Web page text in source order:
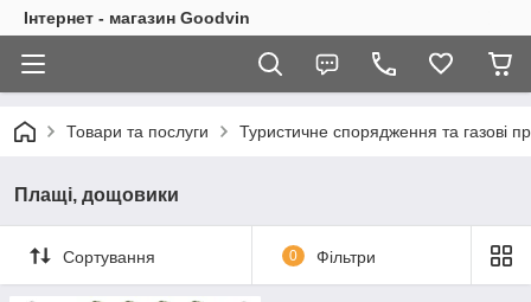
Інтернет - магазин Goodvin
Товари та послуги Туристичне спорядження та газові
Плащі, дощовики
Сортування 0 Фільтри